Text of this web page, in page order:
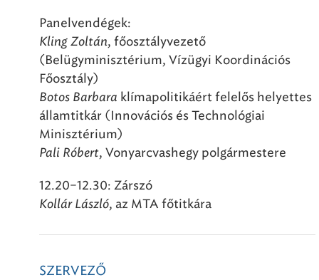
Panelvendégek:
Kling Zoltán, főosztályvezető
(Belügyminisztérium, Vízügyi Koordinációs
Főosztály)
Botos Barbara klímapolitikáért felelős helyettes
államtitkár (Innovációs és Technológiai
Minisztérium)
Pali Róbert, Vonyarcvashegy polgármestere
12.20–12.30: Zárszó
Kollár László, az MTA főtitkára
SZERVEZŐ